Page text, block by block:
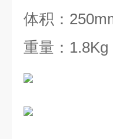
体积：
重量： 1.8Kg